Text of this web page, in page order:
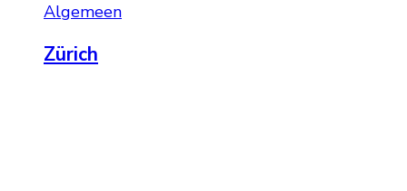
Algemeen
Zürich